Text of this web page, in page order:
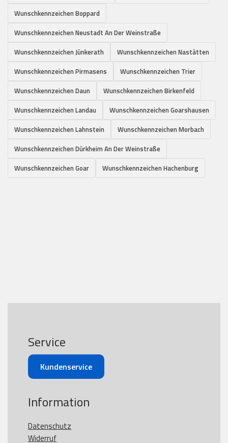
Wunschkennzeichen Boppard
Wunschkennzeichen Neustadt An Der Weinstraße
Wunschkennzeichen Jünkerath
Wunschkennzeichen Nastätten
Wunschkennzeichen Pirmasens
Wunschkennzeichen Trier
Wunschkennzeichen Daun
Wunschkennzeichen Birkenfeld
Wunschkennzeichen Landau
Wunschkennzeichen Goarshausen
Wunschkennzeichen Lahnstein
Wunschkennzeichen Morbach
Wunschkennzeichen Dürkheim An Der Weinstraße
Wunschkennzeichen Goar
Wunschkennzeichen Hachenburg
Service
Kundenservice
Information
Datenschutz
Widerruf